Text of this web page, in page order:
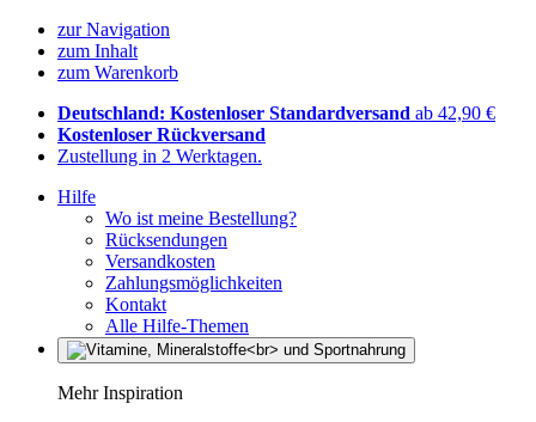
zur Navigation
zum Inhalt
zum Warenkorb
Deutschland: Kostenloser Standardversand ab 42,90 €
Kostenloser Rückversand
Zustellung in 2 Werktagen.
Hilfe
Wo ist meine Bestellung?
Rücksendungen
Versandkosten
Zahlungsmöglichkeiten
Kontakt
Alle Hilfe-Themen
Mehr Inspiration